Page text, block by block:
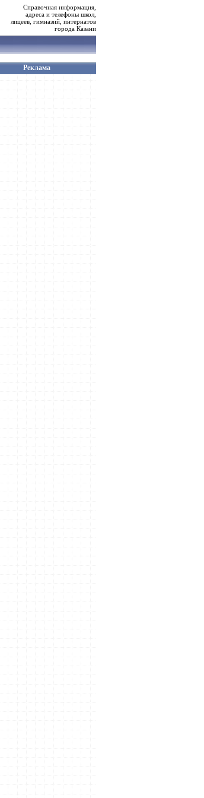
Справочная информация,
адреса и телефоны школ,
лицеев, гимназий, интернатов
города Казани
Реклама